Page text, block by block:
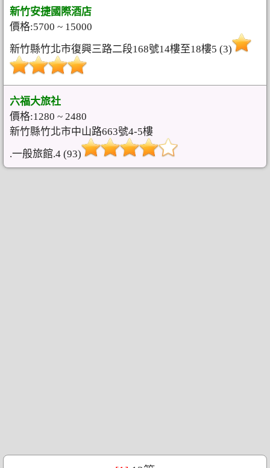
新竹安捷國際酒店
價格:5700 ~ 15000
新竹縣竹北市復興三路二段168號14樓至18樓5 (3)
六福大旅社
價格:1280 ~ 2480
新竹縣竹北市中山路663號4-5樓
.一般旅館.4 (93)